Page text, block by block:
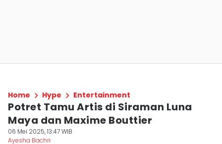
Home Hype Entertainment
Potret Tamu Artis di Siraman Luna
Maya dan Maxime Bouttier
06 Mei 2025, 13:47 WIB
Ayesha Bachri